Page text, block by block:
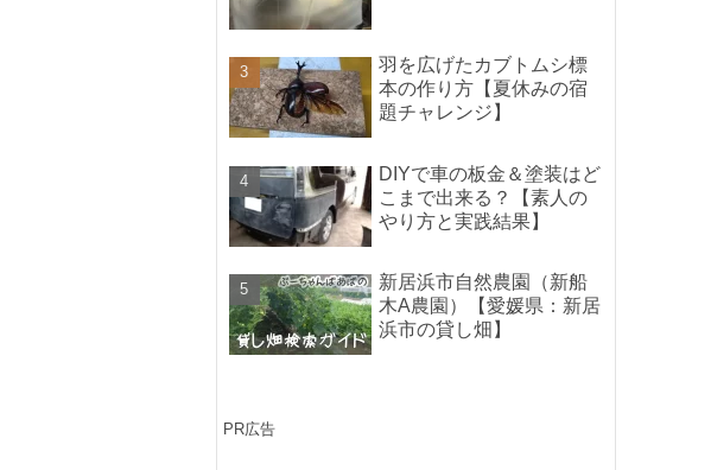
羽を広げたカブトムシ標
本の作り方【夏休みの宿
題チャレンジ】
DIYで車の板金＆塗装はど
こまで出来る？【素人の
やり方と実践結果】
新居浜市自然農園（新船
木A農園）【愛媛県：新居
浜市の貸し畑】
PR広告